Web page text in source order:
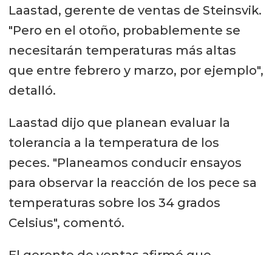
Laastad, gerente de ventas de Steinsvik.
"Pero en el otoño, probablemente se
necesitarán temperaturas más altas
que entre febrero y marzo, por ejemplo",
detalló.
Laastad dijo que planean evaluar la
tolerancia a la temperatura de los
peces. "Planeamos conducir ensayos
para observar la reacción de los pece sa
temperaturas sobre los 34 grados
Celsius", comentó.